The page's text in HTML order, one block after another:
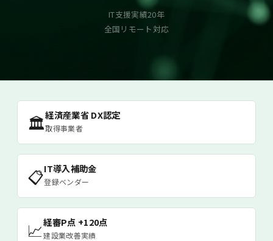
IT支援実績20年
全国リモート対応
🏛経済産業省 DX認定
取得事業者
📋IT導入補助金
登録ベンダー
📈経審P点 +120点
建設業改善実績